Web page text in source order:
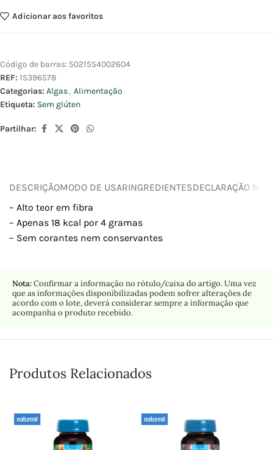
Adicionar aos favoritos
Código de barras: 5021554002604
REF: 15396578
Categorias: Algas, Alimentação
Etiqueta: Sem glúten
Partilhar:
DESCRIÇÃOMODO DE USARINGREDIENTESDECLARAÇÃO
– Alto teor em fibra
– Apenas 18 kcal por 4 gramas
– Sem corantes nem conservantes
Nota:Confirmar a informação no rótulo/caixa do artigo. Uma vez
que as informações disponibilizadas podem sofrer alterações de
acordo com o lote, deverá considerar sempre a informação que
acompanha o produto recebido.
Produtos Relacionados